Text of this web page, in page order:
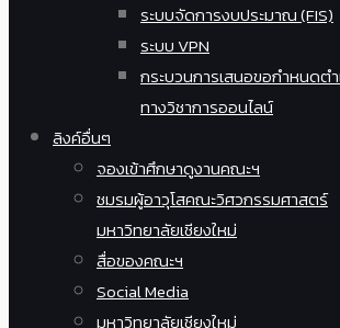
ระบบจัดการงบประมาณ (FIS)
ระบบ VPN
กระบวนการเสนอขอกำหนดต
ทางวิชาการออนไลน์
ลิงค์อื่นๆ
จองเข้าศึกษาดูงานคณะฯ
ชมรมผู้อาวุโสคณะวิศวกรรมศาสตร์
มหาวิทยาลัยเชียงใหม่
สื่อของคณะฯ
Social Media
มหาวิทยาลัยเชียงใหม่